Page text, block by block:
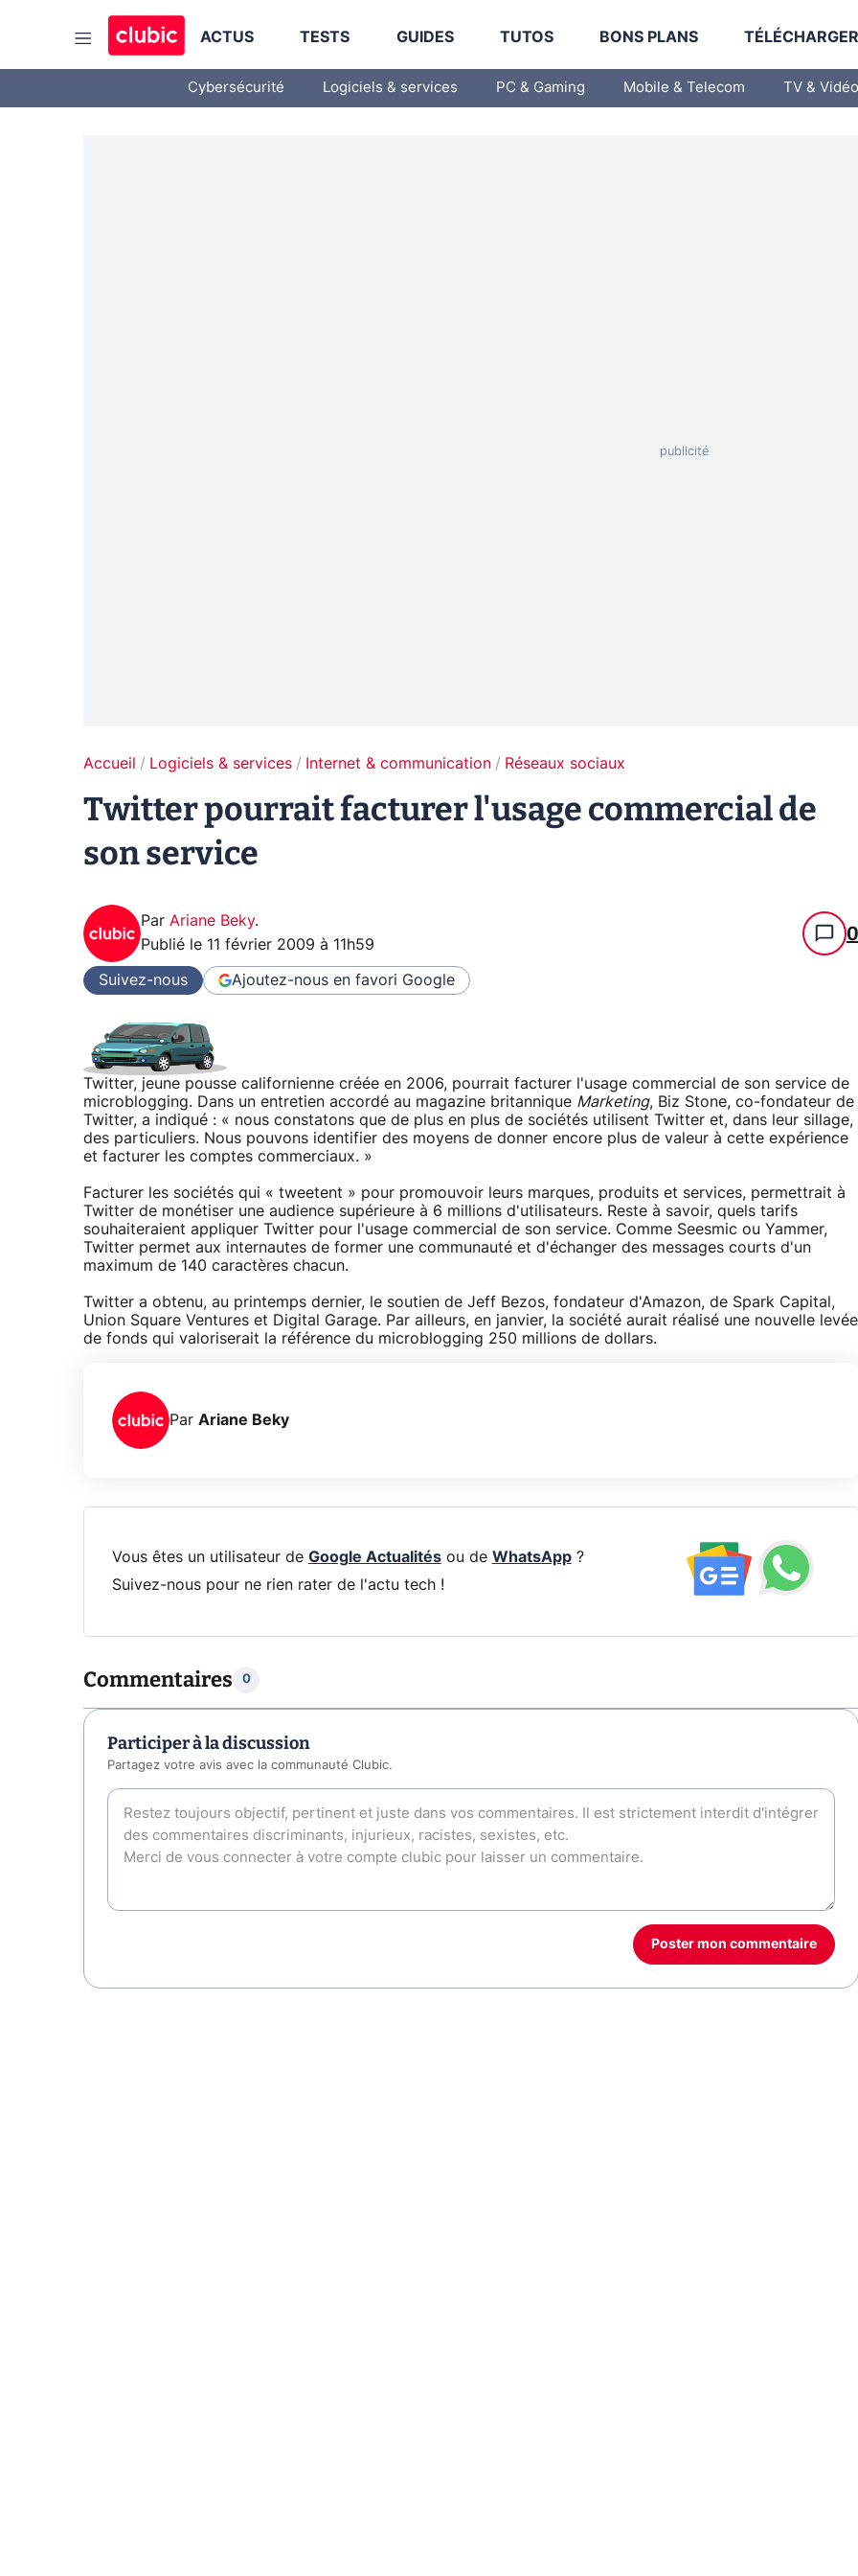
ACTUS TESTS GUIDES TUTOS BONS PLANS
Cybersécurité Logiciels & services PC & Gaming Mobile & Telecom TV & Vidéo
Accueil Logiciels & services Internet & communication Réseaux sociaux
Twitter pourrait facturer l'usage commercial de
son service
Par Ariane Beky.
Publié le 11 février 2009 à 11h59 0
Suivez-nous Ajoutez-nous en favori Google
Twitter, jeune pousse californienne créée en 2006, pourrait facturer l'usage commercial de son service de
microblogging. Dans un entretien accordé au magazine britannique Marketing, Biz Stone, co-fondateur de
Twitter, a indiqué : « nous constatons que de plus en plus de sociétés utilisent Twitter et, dans leur sillage,
des particuliers. Nous pouvons identifier des moyens de donner encore plus de valeur à cette expérience
et facturer les comptes commerciaux. »
Facturer les sociétés qui « tweetent » pour promouvoir leurs marques, produits et services, permettrait à
Twitter de monétiser une audience supérieure à 6 millions d'utilisateurs. Reste à savoir, quels tarifs
souhaiteraient appliquer Twitter pour l'usage commercial de son service. Comme Seesmic ou Yammer,
Twitter permet aux internautes de former une communauté et d'échanger des messages courts d'un
maximum de 140 caractères chacun.
Twitter a obtenu, au printemps dernier, le soutien de Jeff Bezos, fondateur d'Amazon, de Spark Capital,
Union Square Ventures et Digital Garage. Par ailleurs, en janvier, la société aurait réalisé une nouvelle levée
de fonds qui valoriserait la référence du microblogging 250 millions de dollars.
Par Ariane Beky
Vous êtes un utilisateur de Google Actualitésou de WhatsApp?
Suivez-nous pour ne rien rater de l'actu tech !
Commentaires 0
Participer à la discussion
Partagez votre avis avec la communauté Clubic.
Poster mon commentaire